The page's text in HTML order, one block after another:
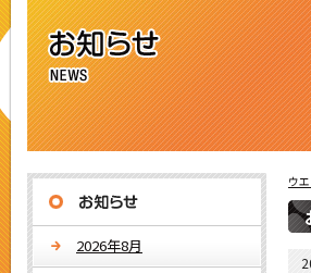
ウ
2026年8月